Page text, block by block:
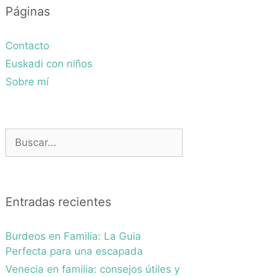
Páginas
Contacto
Euskadi con niños
Sobre mí
Entradas recientes
Burdeos en Familia: La Guia
Perfecta para una escapada
Venecia en familia: consejos útiles y